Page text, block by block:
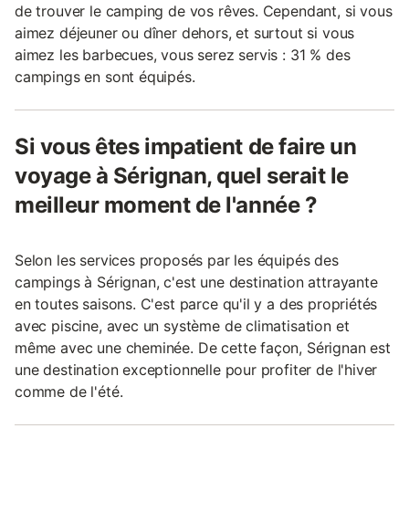
de trouver le camping de vos rêves. Cependant, si vous
aimez déjeuner ou dîner dehors, et surtout si vous
aimez les barbecues, vous serez servis : 31 % des
campings en sont équipés.
Si vous êtes impatient de faire un
voyage à Sérignan, quel serait le
meilleur moment de l'année ?
Selon les services proposés par les équipés des
campings à Sérignan, c'est une destination attrayante
en toutes saisons. C'est parce qu'il y a des propriétés
avec piscine, avec un système de climatisation et
même avec une cheminée. De cette façon, Sérignan est
une destination exceptionnelle pour profiter de l'hiver
comme de l'été.